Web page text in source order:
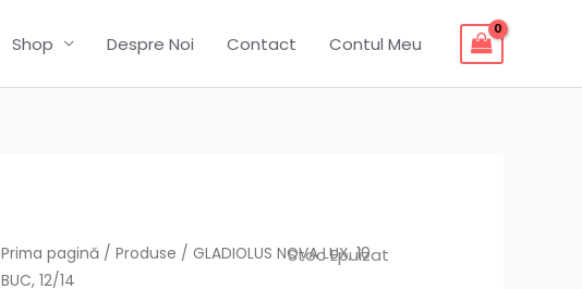
Shop Despre Noi Contact Contul Meu
Stoc Epuizat
Prima pagină /Produse / GLADIOLUS NOVA LUX, 10
BUC, 12/14
Prețul Prețul